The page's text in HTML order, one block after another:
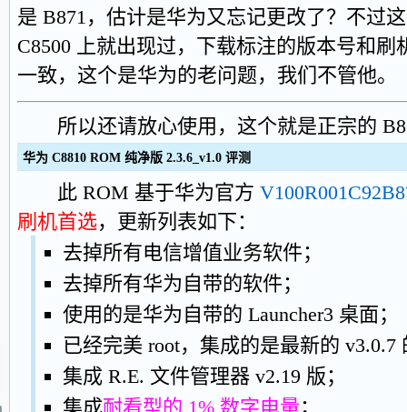
是 B871，估计是华为又忘记更改了？不过
C8500 上就出现过，下载标注的版本号和
一致，这个是华为的老问题，我们不管他。
所以还请放心使用，这个就是正宗的
华为 C8810 ROM 纯净版 2.3.6_v1.0 评测
此 ROM 基于华为官方
刷机首选，更新列表如下：
去掉所有电信增值业务软件；
去掉所有华为自带的软件；
使用的是华为自带的 Launcher3 桌面；
已经完美 root，集成的是最新的 v3.0.7
集成 R.E. 文件管理器 v2.19 版；
集成耐看型的 1% 数字电量；